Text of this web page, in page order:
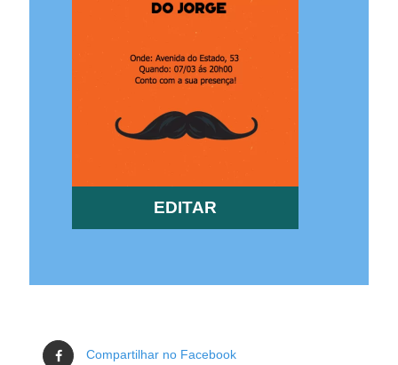
EDITAR
Compartilhar no Facebook